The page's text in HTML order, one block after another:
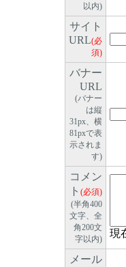
以内)
サイト
URL(必
須)
バナー
URL
(バナー
は縦
31px、横
81pxで表
示されま
す)
コメン
ト (必須)
(半角400
文字、全
角200文
字以内)
現
メール